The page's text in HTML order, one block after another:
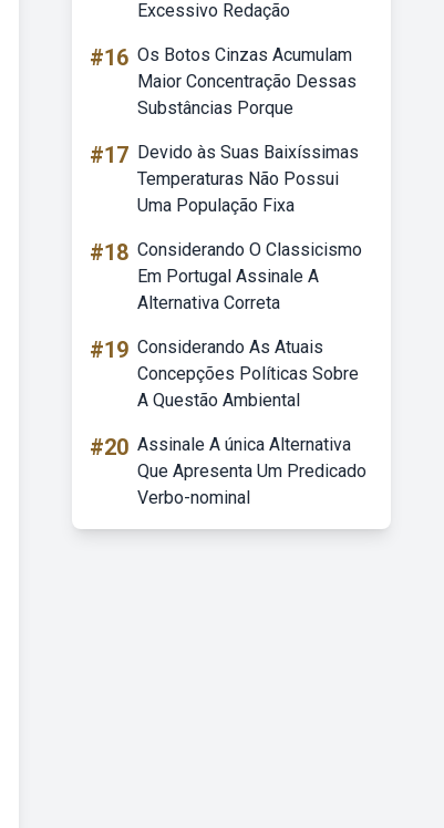
Excessivo Redação
#16 Os Botos Cinzas Acumulam
Maior Concentração Dessas
Substâncias Porque
#17 Devido às Suas Baixíssimas
Temperaturas Não Possui
Uma População Fixa
#18 Considerando O Classicismo
Em Portugal Assinale A
Alternativa Correta
#19 Considerando As Atuais
Concepções Políticas Sobre
A Questão Ambiental
#20 Assinale A única Alternativa
Que Apresenta Um Predicado
Verbo-nominal